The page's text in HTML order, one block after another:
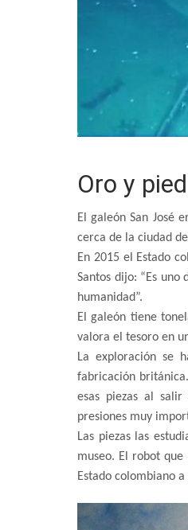
Oro y
El galeón San José
cerca de la ciudad
En 2015 el Estado
Santos dijo: “Es
humanidad”.
El galeón tiene
valora el tesoro en
La exploración se
fabricación
esas piezas al salir
presiones muy
Las piezas las
museo. El robot que
Estado colombiano